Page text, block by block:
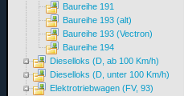
Baureihe 191
Baureihe 193 (alt)
Baureihe 193 (Vectron)
Baureihe 194
Dieselloks (D, ab 100 Km/h)
Dieselloks (D, unter 100 Km/h)
Elektrotriebwagen (FV, 93)